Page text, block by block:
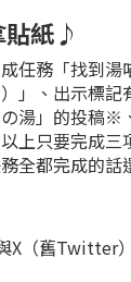
貼紙♪
任務「找到湯
」、出示標記
湯」的投稿※
上只要完成
全都完成的話
X（舊Twitter